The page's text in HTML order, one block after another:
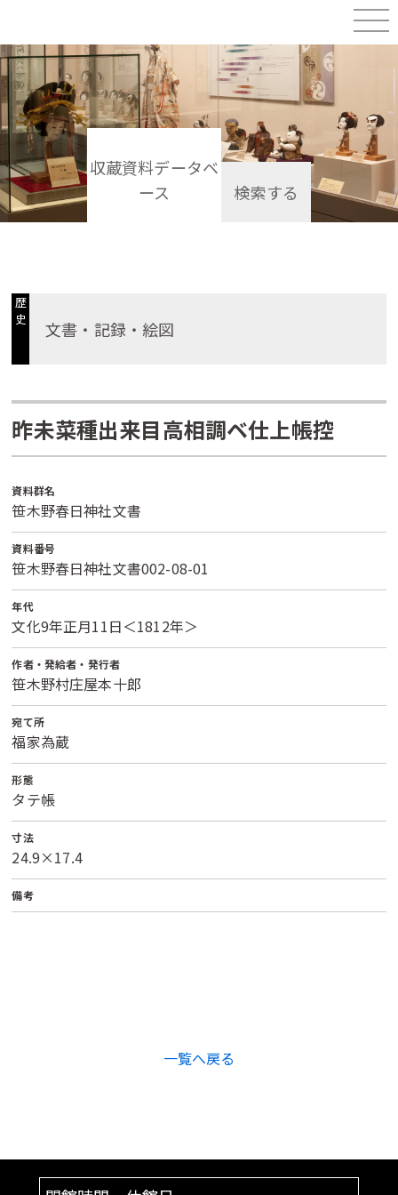
収蔵資料データベ
ース
検索する
歴
史
文書・記録・絵図
昨未菜種出来目高相調ベ仕上帳控
資料群名
笹木野春日神社文書
資料番号
笹木野春日神社文書002-08-01
年代
文化9年正月11日＜1812年＞
作者・発給者・発行者
笹木野村庄屋本十郎
宛て所
福家為蔵
形態
タテ帳
寸法
24.9×17.4
備考
一覧へ戻る